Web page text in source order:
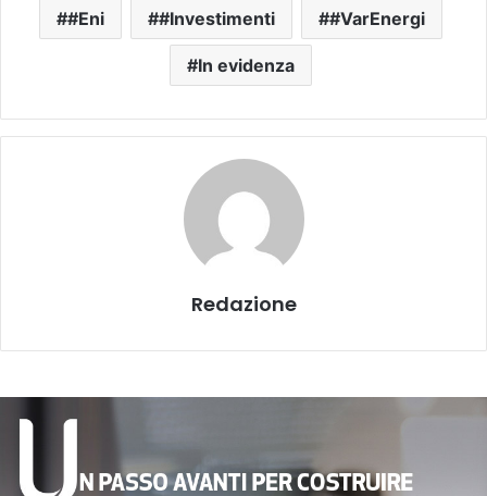
#Eni #Investimenti #VarEnergi
In evidenza
Redazione